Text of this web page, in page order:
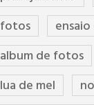
fotos
album de fotos
lua de mel